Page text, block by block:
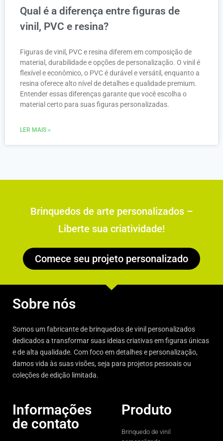
Qual é a diferença entre figuras de
vinil, PVC e resina?
Figuras de vinil, PVC e resina diferem em composição de
material, durabilidade e opções de personalização. O vinil é
flexível e econômico, o PVC é durável e versátil, enquanto a
resina oferece alto nível de detalhes e qualidade premium.
Entender essas diferenças garante que você escolha o
material certo para suas figuras personalizadas.
LER MAIS »
Brinquedos de arte personalizados –
Liberte sua criatividade!
Comece seu projeto personalizado
Sobre nós
Somos um fabricante de brinquedos de vinil personalizados
dedicados a transformar suas ideias criativas em figuras únicas
e de alta qualidade. Com foco em detalhes e personalização,
damos vida às suas visões, seja para projetos pessoais ou
coleções de edição limitada.
Informações
de contato
Produto
Brinquedo de vinil